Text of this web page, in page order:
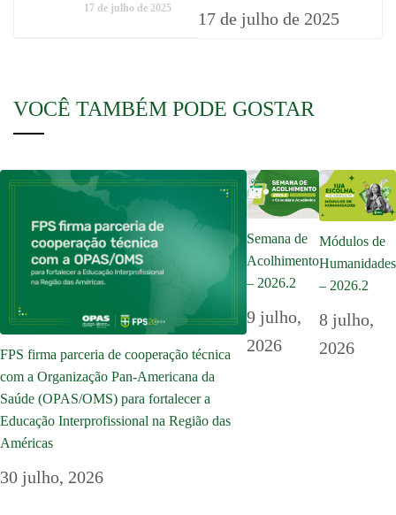
17 de julho de 2025
17 de julho de 2025
VOCÊ TAMBÉM PODE GOSTAR
FPS firma parceria de cooperação técnica
com a Organização Pan-Americana da
Saúde (OPAS/OMS) para fortalecer a
Educação Interprofissional na Região das
Américas
30 julho, 2026
Semana de
Acolhimento
– 2026.2
9 julho,
2026
Módulos de
Humanidades
– 2026.2
8 julho,
2026